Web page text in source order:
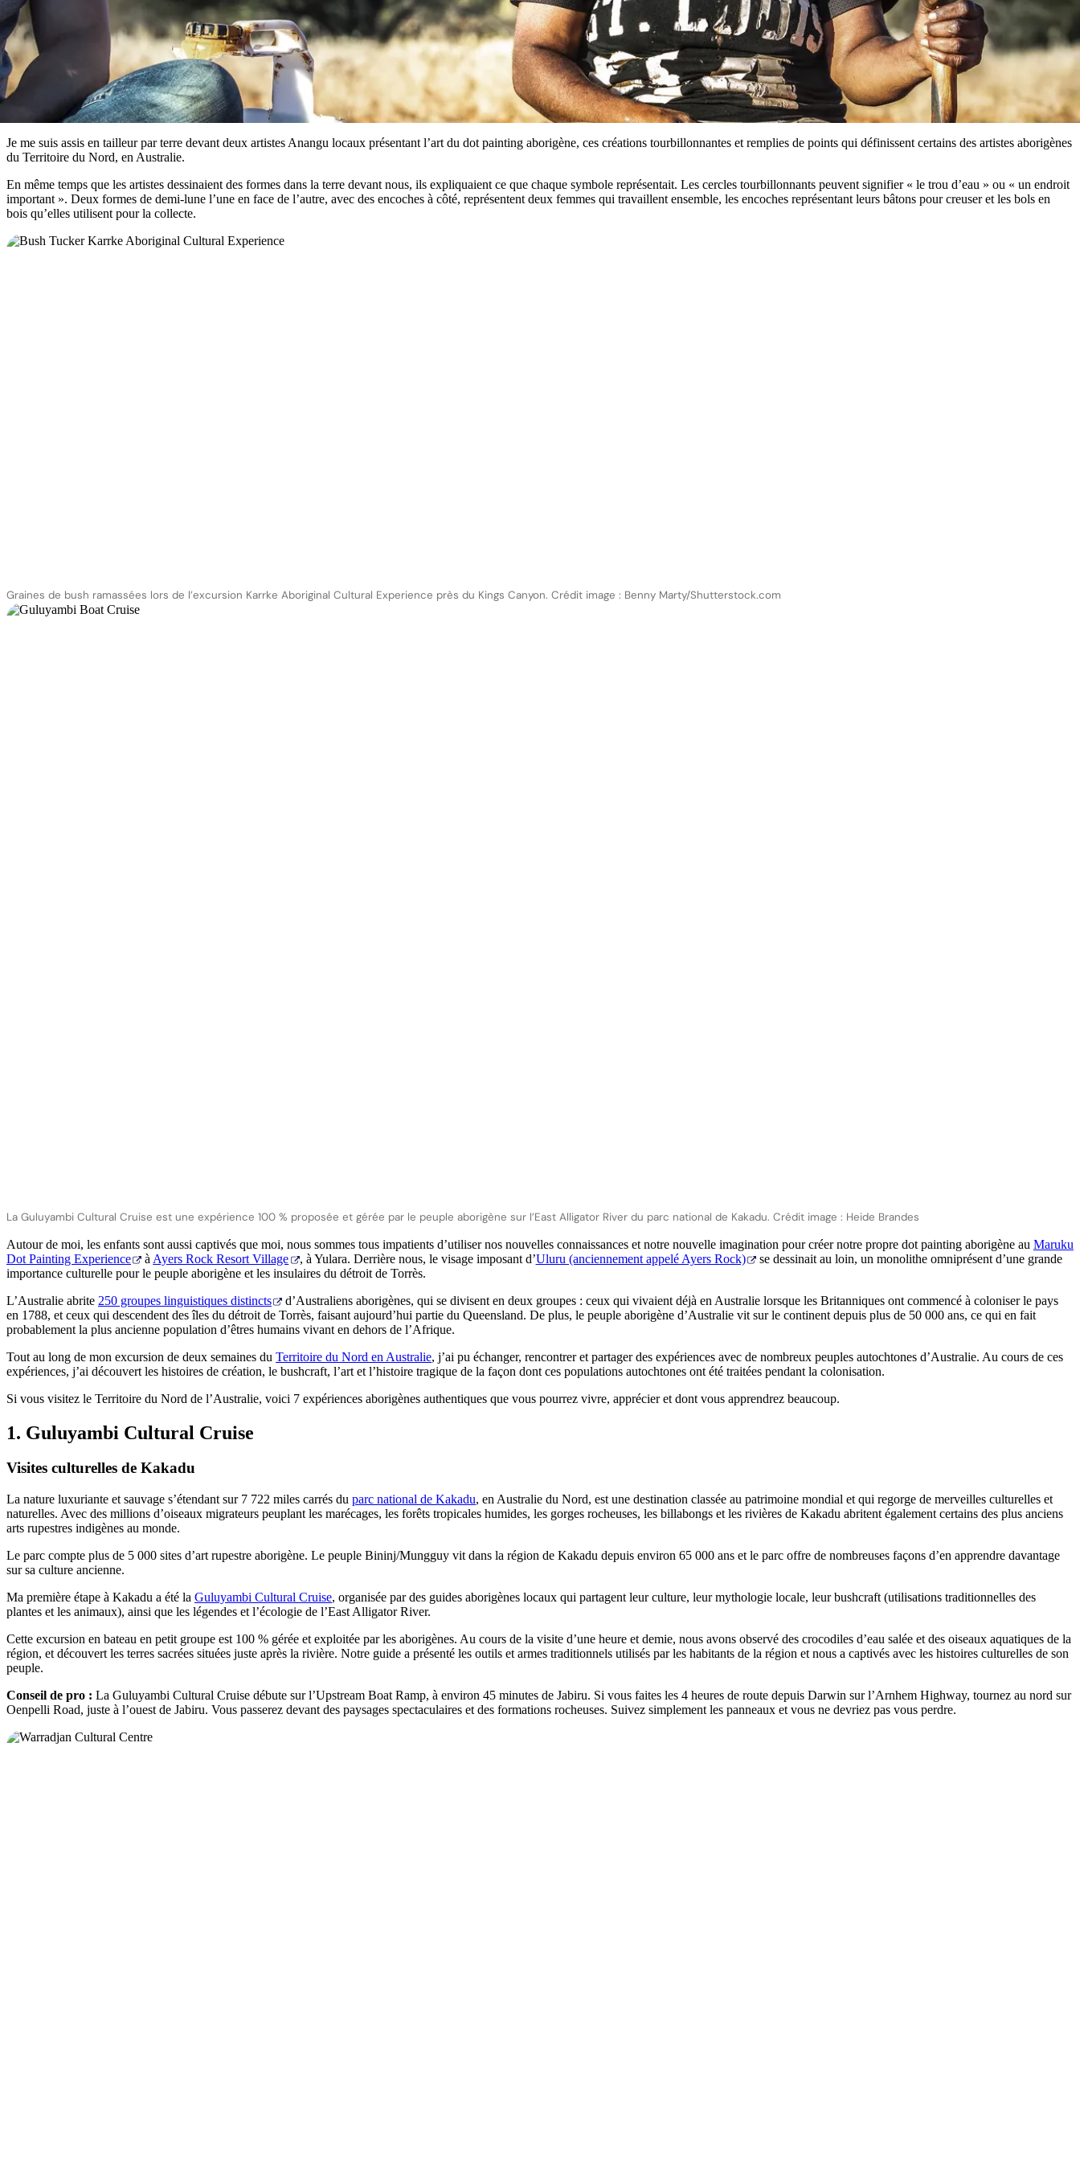
Je me suis assis en tailleur par terre devant deux artistes Anangu locaux présentant l’art du dot painting aborigène, ces créations tourbillonnantes et remplies de points qui définissent certains des artistes aborigènes
du Territoire du Nord, en Australie.
En même temps que les artistes dessinaient des formes dans la terre devant nous, ils expliquaient ce que chaque symbole représentait. Les cercles tourbillonnants peuvent signifier « le trou d’eau » ou « un endroit
important ». Deux formes de demi-lune l’une en face de l’autre, avec des encoches à côté, représentent deux femmes qui travaillent ensemble, les encoches représentant leurs bâtons pour creuser et les bols en
bois qu’elles utilisent pour la collecte.
Graines de bush ramassées lors de l’excursion Karrke Aboriginal Cultural Experience près du Kings Canyon. Crédit image : Benny Marty/Shutterstock.com
La Guluyambi Cultural Cruise est une expérience 100 % proposée et gérée par le peuple aborigène sur l’East Alligator River du parc national de Kakadu. Crédit image : Heide Brandes
Autour de moi, les enfants sont aussi captivés que moi, nous sommes tous impatients d’utiliser nos nouvelles connaissances et notre nouvelle imagination pour créer notre propre dot painting aborigène au Maruku
Dot Painting Experience
à Ayers Rock Resort Village , à Yulara. Derrière nous, le visage imposant d’Uluru (anciennement appelé Ayers Rock)
se dessinait au loin, un monolithe omniprésent d’une grande
importance culturelle pour le peuple aborigène et les insulaires du détroit de Torrès.
L’Australie abrite 250 groupes linguistiques distincts
d’Australiens aborigènes, qui se divisent en deux groupes : ceux qui vivaient déjà en Australie lorsque les Britanniques ont commencé à coloniser le pays
en 1788, et ceux qui descendent des îles du détroit de Torrès, faisant aujourd’hui partie du Queensland. De plus, le peuple aborigène d’Australie vit sur le continent depuis plus de 50 000 ans, ce qui en fait
probablement la plus ancienne population d’êtres humains vivant en dehors de l’Afrique.
Tout au long de mon excursion de deux semaines du Territoire du Nord en Australie, j’ai pu échanger, rencontrer et partager des expériences avec de nombreux peuples autochtones d’Australie. Au cours de ces
expériences, j’ai découvert les histoires de création, le bushcraft, l’art et l’histoire tragique de la façon dont ces populations autochtones ont été traitées pendant la colonisation.
Si vous visitez le Territoire du Nord de l’Australie, voici 7 expériences aborigènes authentiques que vous pourrez vivre, apprécier et dont vous apprendrez beaucoup.
1. Guluyambi Cultural Cruise
Visites culturelles de Kakadu
La nature luxuriante et sauvage s’étendant sur 7 722 miles carrés du parc national de Kakadu, en Australie du Nord, est une destination classée au patrimoine mondial et qui regorge de merveilles culturelles et
naturelles. Avec des millions d’oiseaux migrateurs peuplant les marécages, les forêts tropicales humides, les gorges rocheuses, les billabongs et les rivières de Kakadu abritent également certains des plus anciens
arts rupestres indigènes au monde.
Le parc compte plus de 5 000 sites d’art rupestre aborigène. Le peuple Bininj/Mungguy vit dans la région de Kakadu depuis environ 65 000 ans et le parc offre de nombreuses façons d’en apprendre davantage
sur sa culture ancienne.
Ma première étape à Kakadu a été la Guluyambi Cultural Cruise, organisée par des guides aborigènes locaux qui partagent leur culture, leur mythologie locale, leur bushcraft (utilisations traditionnelles des
plantes et les animaux), ainsi que les légendes et l’écologie de l’East Alligator River.
Cette excursion en bateau en petit groupe est 100 % gérée et exploitée par les aborigènes. Au cours de la visite d’une heure et demie, nous avons observé des crocodiles d’eau salée et des oiseaux aquatiques de la
région, et découvert les terres sacrées situées juste après la rivière. Notre guide a présenté les outils et armes traditionnels utilisés par les habitants de la région et nous a captivés avec les histoires culturelles de son
peuple.
Conseil de pro : La Guluyambi Cultural Cruise débute sur l’Upstream Boat Ramp, à environ 45 minutes de Jabiru. Si vous faites les 4 heures de route depuis Darwin sur l’Arnhem Highway, tournez au nord sur
Oenpelli Road, juste à l’ouest de Jabiru. Vous passerez devant des paysages spectaculaires et des formations rocheuses. Suivez simplement les panneaux et vous ne devriez pas vous perdre.